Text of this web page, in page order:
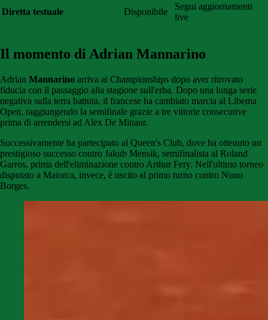
Diretta testuale Disponibile
Segui aggiornamenti
live
Il momento di Adrian Mannarino
Adrian Mannarino arriva ai Championships dopo aver ritrovato
fiducia con il passaggio alla stagione sull'erba. Dopo una lunga serie
negativa sulla terra battuta, il francese ha cambiato marcia al Libema
Open, raggiungendo la semifinale grazie a tre vittorie consecutive
prima di arrendersi ad Alex De Minaur.
Successivamente ha partecipato al Queen's Club, dove ha ottenuto un
prestigioso successo contro Jakub Mensik, semifinalista al Roland
Garros, prima dell'eliminazione contro Arthur Fery. Nell'ultimo torneo
disputato a Maiorca, invece, è uscito al primo turno contro Nuno
Borges.